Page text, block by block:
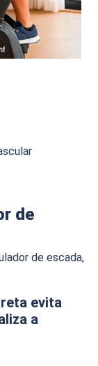
de
de escada,
evita
a